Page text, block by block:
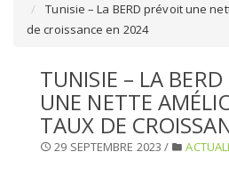
SÉLECTIONNEZ UN DOSSIER
SELECTIONNEZ UNE SECTION
Tunisie – La BERD prévoit une
de croissance en 2024
TUNISIE – LA BERD
UNE NETTE
TAUX DE
29 SEPTEMBRE 2023 /